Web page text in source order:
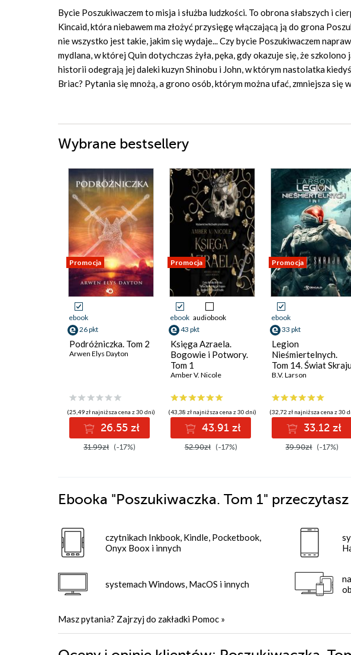
Bycie Poszukiwaczem to misja i służba ludzkości. To obrona słabszych i
Kincaid, która niebawem ma złożyć przysięgę włączającą ją do grona
nie wszystko jest takie, jakim się wydaje... Czy bycie Poszukiwaczem
mydlana, w której Quin dotychczas żyła, pęka, gdy okazuje się, że
historii odegrają jej daleki kuzyn Shinobu i John, w którym nastolatka
Briac? Pytania się mnożą, a grono osób, którym można ufać, zmniejsza się
Wybrane bestsellery
Promocja
ebook
26 pkt
Podróżniczka. Tom 2
Arwen Elys Dayton
(25,49 zł najniższa cena z 30 dni)
26.55 zł
31.99zł (-17%)
Promocja
ebook audiobook
43 pkt
Księga Azraela.
Bogowie i Potwory.
Tom 1
Amber V. Nicole
(43,38 zł najniższa cena z 30 dni)
43.91 zł
52.90zł (-17%)
Promocja
ebook
33 pkt
Legion
Nieśmiertelnych.
Tom 14. Świat
B.V. Larson
(32,72 zł najniższa cena z 30
33.12 zł
39.90zł (-17%)
Ebooka "Poszukiwaczka. Tom 1" przeczytasz
czytnikach Inkbook, Kindle, Pocketbook,
Onyx Boox i innych
systemach Windows, MacOS i innych
Masz pytania? Zajrzyj do zakładki Pomoc »